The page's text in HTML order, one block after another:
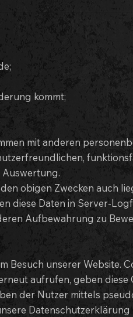
kommt;
mit anderen
obigen Zwecken auch
diese Daten in Server-
Aufbewahrung zu
Besuch unserer Website.
aufrufen, geben
der Nutzer mittels